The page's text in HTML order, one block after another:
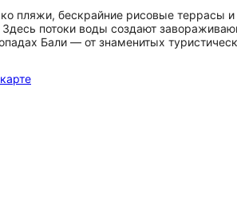
пляжи, бескрайние рисовые террасы
Здесь потоки воды создают
Бали — от знаменитых